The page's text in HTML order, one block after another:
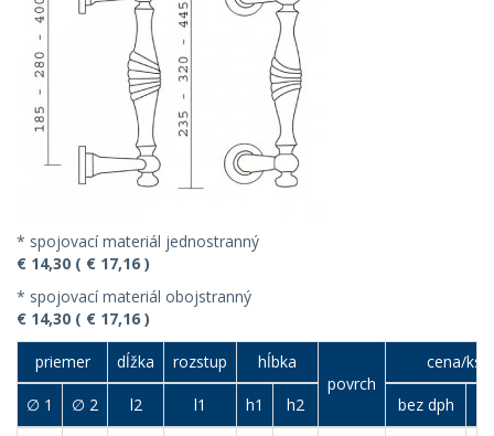
* spojovací materiál jednostranný
€ 14,30 ( € 17,16 )
* spojovací materiál obojstranný
€ 14,30 ( € 17,16 )
priemer dĺžka rozstup
hĺbka
povrch
cena/ks
∅ 1 ∅ 2 l2 l1 h1 h2 bez dph